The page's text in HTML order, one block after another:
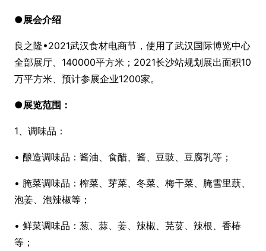
●展会介绍
良之隆•2021武汉食材电商节，使用了武汉国际博览中心
全部展厅、140000平方米；2021长沙站规划展出面积10
万平方米、预计参展企业1200家。
●展览范围：
1、调味品：
• 酿造调味品：酱油、食醋、酱、豆豉、豆腐乳等；
• 腌菜调味品：榨菜、芽菜、冬菜、梅干菜、腌雪里蕻、
泡姜、泡辣椒等；
• 鲜菜调味品：葱、蒜、姜、辣椒、芫荽、辣根、香椿
等；